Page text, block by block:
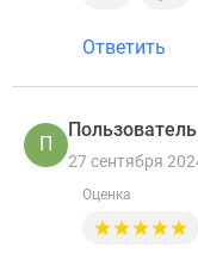
Ответить
П
Пользователь
27 сентября
Оценка